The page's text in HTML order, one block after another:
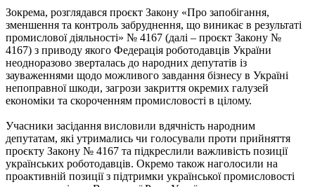
Зокрема, розглядався проєкт Закону «Про запобігання,
зменшення та контроль забруднення, що виникає в результаті
промислової діяльності» № 4167 (далі – проєкт Закону №
4167) з приводу якого Федерація роботодавців України
неодноразово зверталась до народних депутатів із
зауваженнями щодо можливого завдання бізнесу в Україні
непоправної шкоди, загрози закриття окремих галузей
економіки та скороченням промисловості в цілому.
Учасники засідання висловили вдячність народним
депутатам, які утримались чи голосували проти прийняття
проєкту Закону № 4167 та підкреслили важливість позиції
українських роботодавців. Окремо також наголосили на
проактивній позиції з підтримки української промисловості